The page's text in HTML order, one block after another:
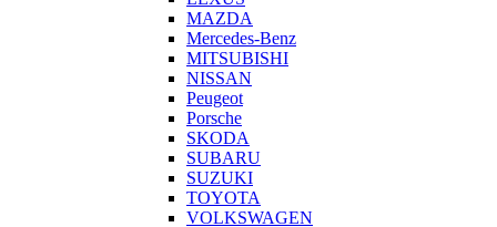
MAZDA
Mercedes-Benz
MITSUBISHI
NISSAN
Peugeot
Porsche
SKODA
SUBARU
SUZUKI
TOYOTA
VOLKSWAGEN